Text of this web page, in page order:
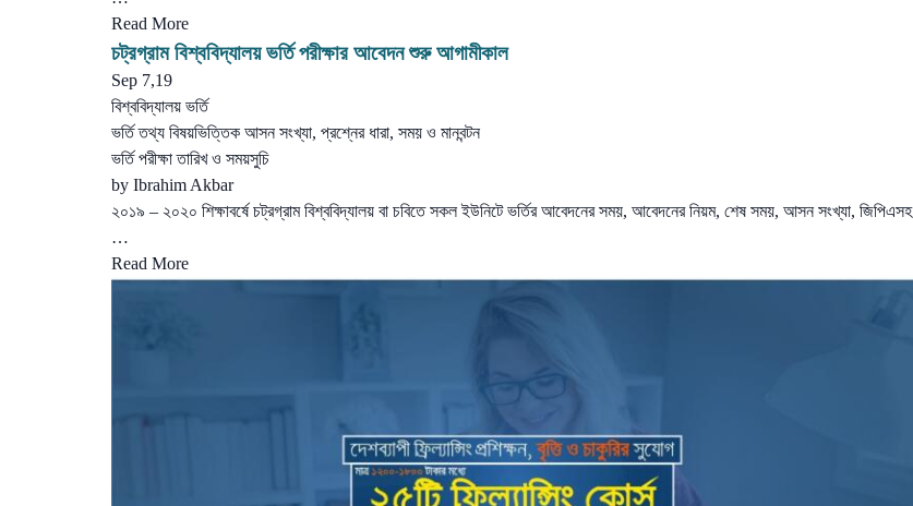
Read More
চট্রগ্রাম বিশ্ববিদ্যালয় ভর্তি পরীক্ষার আবেদন শুরু আগামীকাল
Sep 7,19
বিশ্ববিদ্যালয় ভর্তি
ভর্তি তথ্য বিষয়ভিত্তিক আসন সংখ্যা, প্রশ্নের ধারা, সময় ও মানবন্টন
ভর্তি পরীক্ষা তারিখ ও সময়সুচি
by Ibrahim Akbar
২০১৯ – ২০২০ শিক্ষাবর্ষে চট্রগ্রাম বিশ্ববিদ্যালয় বা চবিতে সকল ইউনিটে ভর্তির আবেদনের সময়, আবেদনের নিয়ম, শেষ সময়, আসন সংখ্যা, জিপিএসহ
…
Read More